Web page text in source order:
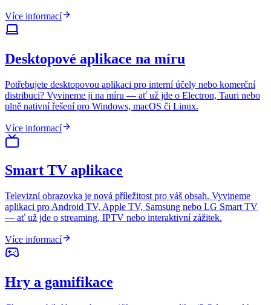
Více informací
Desktopové aplikace na míru
Potřebujete desktopovou aplikaci pro interní účely nebo komerční
distribuci? Vyvineme ji na míru — ať už jde o Electron, Tauri nebo
plně nativní řešení pro Windows, macOS či Linux.
Více informací
Smart TV aplikace
Televizní obrazovka je nová příležitost pro váš obsah. Vyvineme
aplikaci pro Android TV, Apple TV, Samsung nebo LG Smart TV
— ať už jde o streaming, IPTV nebo interaktivní zážitek.
Více informací
Hry a gamifikace